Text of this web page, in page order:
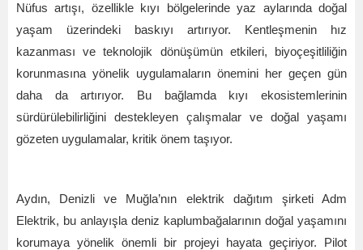
Nüfus artışı, özellikle kıyı bölgelerinde yaz aylarında doğal
yaşam üzerindeki baskıyı artırıyor. Kentleşmenin hız
kazanması ve teknolojik dönüşümün etkileri, biyoçeşitliliğin
korunmasına yönelik uygulamaların önemini her geçen gün
daha da artırıyor. Bu bağlamda kıyı ekosistemlerinin
sürdürülebilirliğini destekleyen çalışmalar ve doğal yaşamı
gözeten uygulamalar, kritik önem taşıyor.
Aydın, Denizli ve Muğla’nın elektrik dağıtım şirketi Adm
Elektrik, bu anlayışla deniz kaplumbağalarının doğal yaşamını
korumaya yönelik önemli bir projeyi hayata geçiriyor. Pilot